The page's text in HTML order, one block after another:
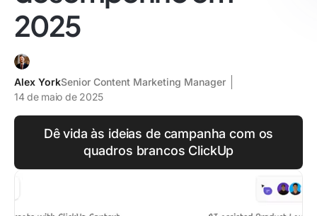
2025
Alex YorkSenior Content Marketing Manager
14 de maio de 2025
Dê vida às ideias de campanha com os
quadros brancos ClickUp